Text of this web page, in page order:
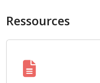
Ressources